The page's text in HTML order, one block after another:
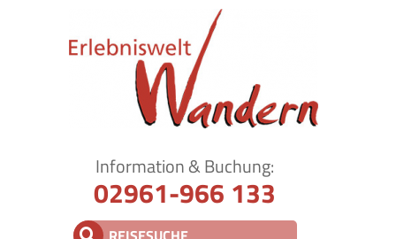
Information & Buchung:
02961-966 133